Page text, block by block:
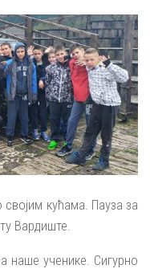
својим кућама. Пауза за
Вардиште.
наше ученике. Сигурно